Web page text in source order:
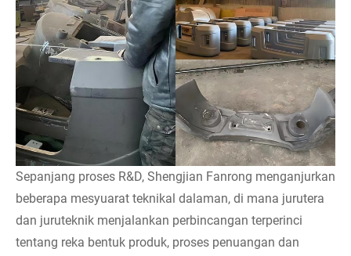
Sepanjang proses R&D, Shengjian Fanrong menganjurkan
beberapa mesyuarat teknikal dalaman, di mana jurutera
dan juruteknik menjalankan perbincangan terperinci
tentang reka bentuk produk, proses penuangan dan